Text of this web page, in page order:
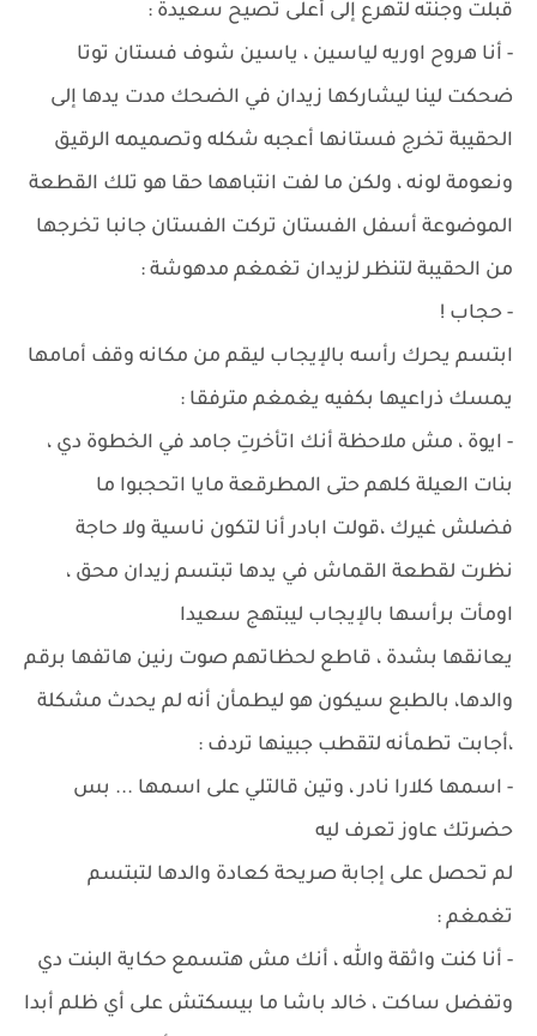
قبلت وجنته لتهرع إلى أعلى تصيح سعيدة :
- أنا هروح اوريه لياسين ، ياسين شوف فستان توتا
ضحكت لينا ليشاركها زيدان في الضحك مدت يدها إلى
الحقيبة تخرج فستانها أعجبه شكله وتصميمه الرقيق
ونعومة لونه ، ولكن ما لفت انتباهها حقا هو تلك القطعة
الموضوعة أسفل الفستان تركت الفستان جانبا تخرجها
من الحقيبة لتنظر لزيدان تغمغم مدهوشة :
- حجاب !
ابتسم يحرك رأسه بالإيجاب ليقم من مكانه وقف أمامها
يمسك ذراعيها بكفيه يغمغم مترفقا :
- ايوة ، مش ملاحظة أنك اتأخرتِ جامد في الخطوة دي ،
بنات العيلة كلهم حتى المطرقعة مايا اتحجبوا ما
فضلش غيرك ،قولت ابادر أنا لتكون ناسية ولا حاجة
نظرت لقطعة القماش في يدها تبتسم زيدان محق ،
اومأت برأسها بالإيجاب ليبتهج سعيدا
يعانقها بشدة ، قاطع لحظاتهم صوت رنين هاتفها برقم
والدها، بالطبع سيكون هو ليطمأن أنه لم يحدث مشكلة
،أجابت تطمأنه لتقطب جبينها تردف :
- اسمها كلارا نادر ، وتين قالتلي على اسمها ... بس
حضرتك عاوز تعرف ليه
لم تحصل على إجابة صريحة كعادة والدها لتبتسم
تغمغم :
- أنا كنت واثقة والله ، أنك مش هتسمع حكاية البنت دي
وتفضل ساكت ، خالد باشا ما بيسكتش على أي ظلم أبدا